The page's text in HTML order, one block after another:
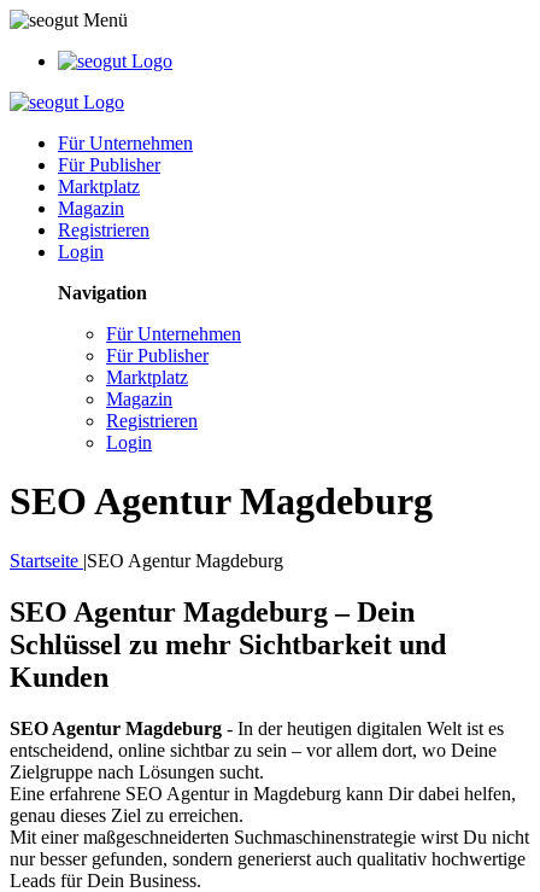
Für Unternehmen
Für Publisher
Marktplatz
Magazin
Registrieren
Login
Navigation
Für Unternehmen
Für Publisher
Marktplatz
Magazin
Registrieren
Login
SEO Agentur Magdeburg
Startseite |SEO Agentur Magdeburg
SEO Agentur Magdeburg – Dein
Schlüssel zu mehr Sichtbarkeit und
Kunden
SEO Agentur Magdeburg - In der heutigen digitalen Welt ist es
entscheidend, online sichtbar zu sein – vor allem dort, wo Deine
Zielgruppe nach Lösungen sucht.
Eine erfahrene SEO Agentur in Magdeburg kann Dir dabei helfen,
genau dieses Ziel zu erreichen.
Mit einer maßgeschneiderten Suchmaschinenstrategie wirst Du nicht
nur besser gefunden, sondern generierst auch qualitativ hochwertige
Leads für Dein Business.